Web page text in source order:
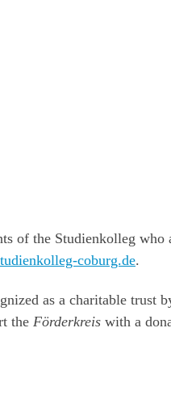
of the Studienkolleg
coburg.de.
as a charitable trust
the Förderkreis with a